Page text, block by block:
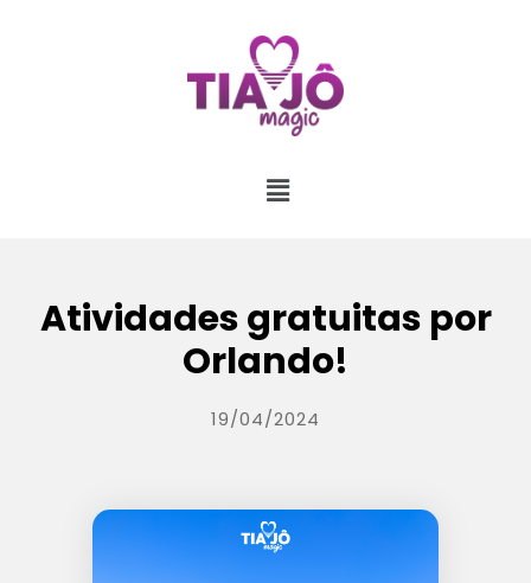
Atividades gratuitas por
Orlando!
19/04/2024